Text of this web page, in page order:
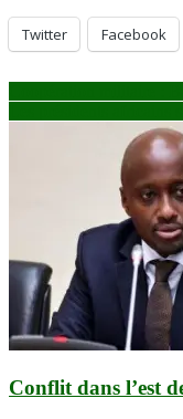
Twitter Facebook
Navigation
de
Conflit dans l’est